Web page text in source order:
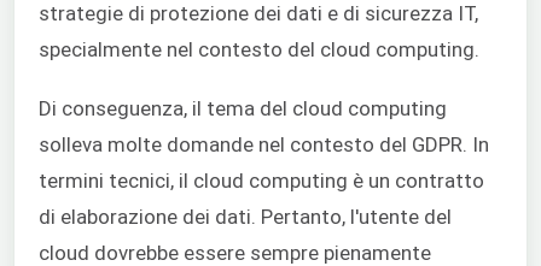
strategie di protezione dei dati e di sicurezza IT,
specialmente nel contesto del cloud computing.
Di conseguenza, il tema del cloud computing
solleva molte domande nel contesto del GDPR. In
termini tecnici, il cloud computing è un contratto
di elaborazione dei dati. Pertanto, l'utente del
cloud dovrebbe essere sempre pienamente